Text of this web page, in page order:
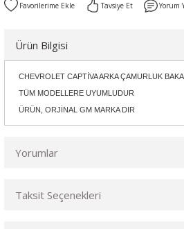
Tavsiye Et Yorum
Ürün Bilgisi
CHEVROLET CAPTİVA ARKA ÇAMURLUK
TÜM MODELLERE UYUMLUDUR
ÜRÜN, ORJİNAL GM MARKA DIR
Yorumlar
Taksit Seçenekleri